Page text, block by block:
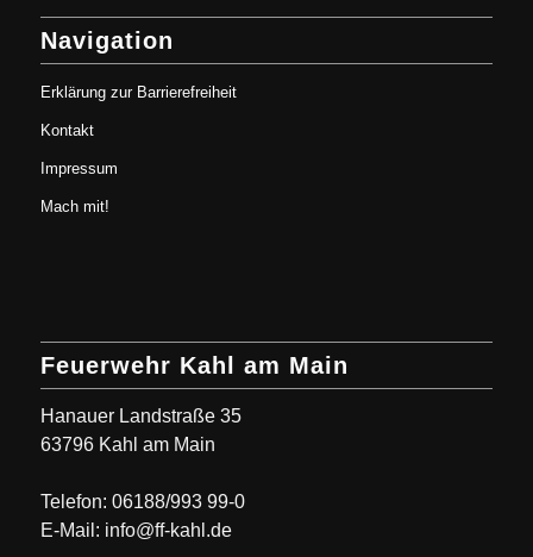
Navigation
Erklärung zur Barrierefreiheit
Kontakt
Impressum
Mach mit!
Feuerwehr Kahl am Main
Hanauer Landstraße 35
63796 Kahl am Main
Telefon: 06188/993 99-0
E-Mail: info@ff-kahl.de